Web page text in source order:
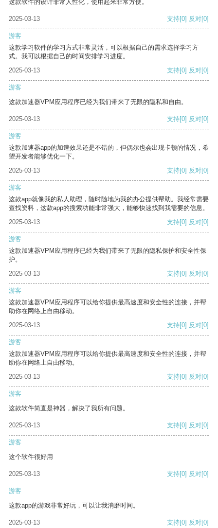
这款软件的设计非常人性化，使用起来非常方便。
2025-03-13 支持[0] 反对[0]
游客
这款学习软件的学习方式非常灵活，可以根据自己的需求选择学习方
式。我可以根据自己的时间安排学习进度。
2025-03-13
支持[0] 反对[0]
游客
这款加速器VPM应用程序已经为我们带来了无限的隐私和自由。
2025-03-13 支持[0] 反对[0]
游客
这款加速器app的加速效果还是不错的，但偶尔也会出现卡顿的情况，希
望开发者能够优化一下。
2025-03-13
支持[0] 反对[0]
游客
这款app就像我的私人助理，随时随地为我的办公提供帮助。我经常需要
查找资料，这款app的搜索功能非常强大，能够快速找到我需要的信息。
2025-03-13
支持[0] 反对[0]
游客
这款加速器VPM应用程序已经为我们带来了无限的隐私保护和安全性保
护。
2025-03-13
支持[0] 反对[0]
游客
这款加速器VPM应用程序可以给你提供最高速度和安全性的连接，并帮
助你在网络上自由移动。
2025-03-13
支持[0] 反对[0]
游客
这款加速器VPM应用程序可以给你提供最高速度和安全性的连接，并帮
助你在网络上自由移动。
2025-03-13
支持[0] 反对[0]
游客
这款软件简直是神器，解决了我所有问题。
2025-03-13 支持[0] 反对[0]
游客
这个软件很好用
2025-03-13 支持[0] 反对[0]
游客
这款app的游戏非常好玩，可以让我消磨时间。
2025-03-13 支持[0] 反对[0]